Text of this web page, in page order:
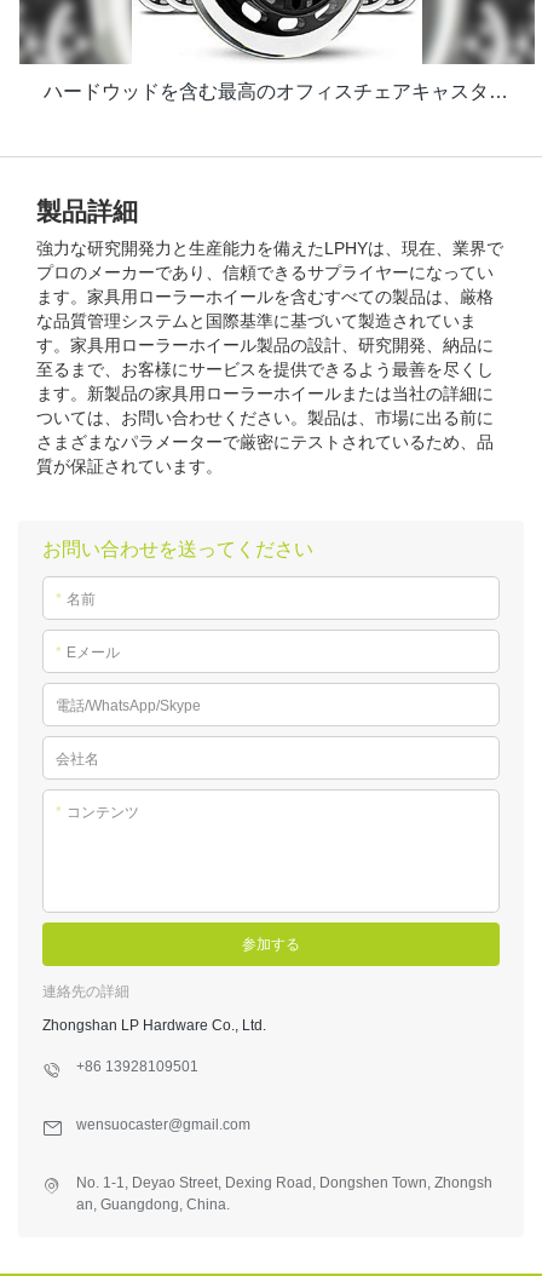
ハードウッドを含む最高のオフィスチェアキャスターホイールフロア完璧な交換デスク工場出荷時の価格の頑丈な金庫
製品詳細
強力な研究開発力と生産能力を備えたLPHYは、現在、業界で
プロのメーカーであり、信頼できるサプライヤーになってい
ます。家具用ローラーホイールを含むすべての製品は、厳格
な品質管理システムと国際基準に基づいて製造されていま
す。家具用ローラーホイール製品の設計、研究開発、納品に
至るまで、お客様にサービスを提供できるよう最善を尽くし
ます。新製品の家具用ローラーホイールまたは当社の詳細に
ついては、お問い合わせください。製品は、市場に出る前に
さまざまなパラメーターで厳密にテストされているため、品
質が保証されています。
お問い合わせを送ってください
* 名前
* Eメール
電話/WhatsApp/Skype
会社名
* コンテンツ
参加する
連絡先の詳細
Zhongshan LP Hardware Co., Ltd.
+86 13928109501
wensuocaster@gmail.com
No. 1-1, Deyao Street, Dexing Road, Dongshen Town, Zhongsh
an, Guangdong, China.